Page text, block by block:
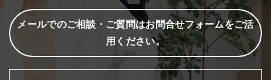
メールでのご相談・ご質問はお問合せフォームをご活
用ください。